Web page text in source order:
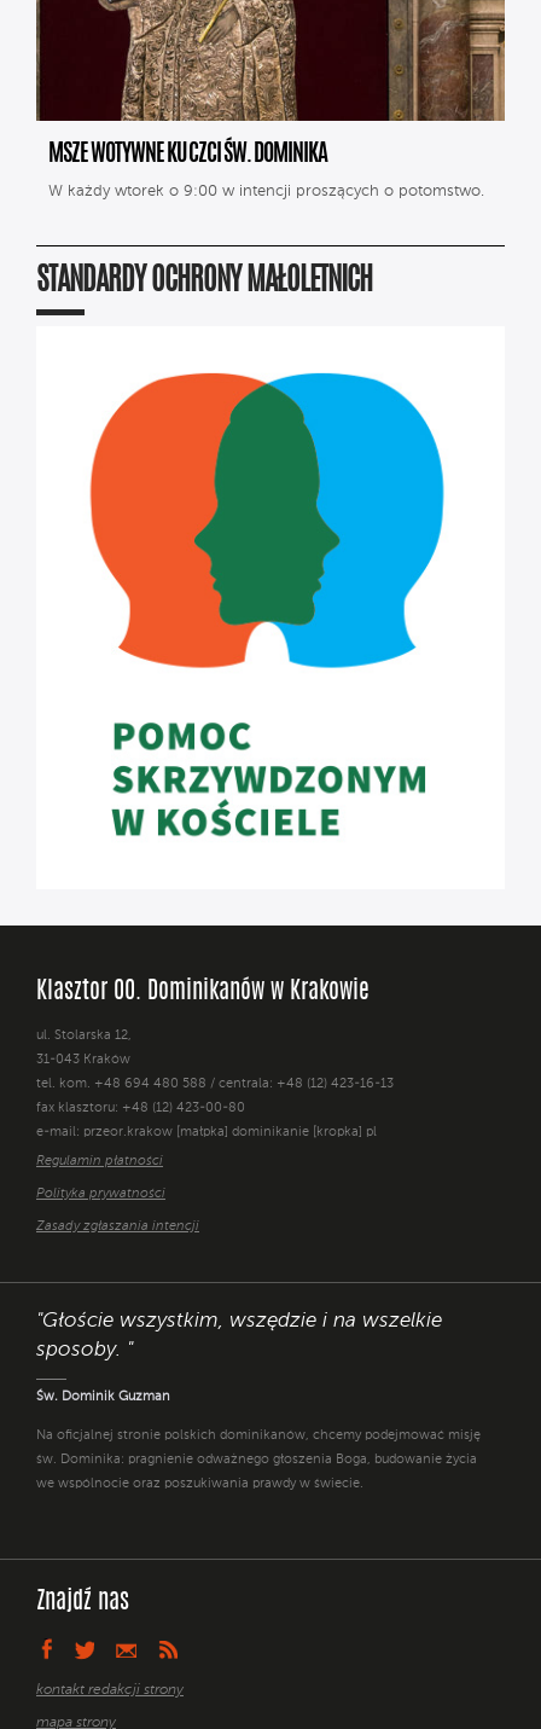
MSZE WOTYWNE KU CZCI ŚW. DOMINIKA
W każdy wtorek o 9:00 w intencji proszących o potomstwo.
STANDARDY OCHRONY MAŁOLETNICH
Klasztor OO. Dominikanów w Krakowie
ul. Stolarska 12,
31-043 Kraków
tel. kom. +48 694 480 588 / centrala: +48 (12) 423-16-13
fax klasztoru: +48 (12) 423-00-80
e-mail: przeor.krakow [małpka] dominikanie [kropka] pl
Regulamin płatności
Polityka prywatności
Zasady zgłaszania intencji
"Głoście wszystkim, wszędzie i na wszelkie
sposoby. "
Św. Dominik Guzman
Na oficjalnej stronie polskich dominikanów, chcemy podejmować misję
św. Dominika: pragnienie odważnego głoszenia Boga, budowanie życia
we wspólnocie oraz poszukiwania prawdy w świecie.
Znajdź nas
kontakt redakcji strony
mapa strony